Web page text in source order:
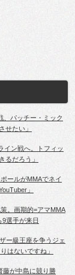
、パッチー・ミック
せたい」
イン戦へ。トフィッ
るだろう」
ールがMMAでネイ
」
。画期的=アマMMA
選手が来日
ー級王座を争うジェ
はないですね」
藤が中島に競り勝